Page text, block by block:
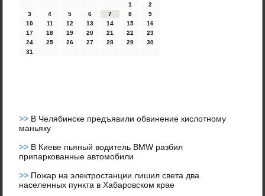
1
2
3
4 5 6 7 8
9
10
11 12 13 14 15
16
17
18 19 20 21 22
23
24
25 26 27 28 29
30
31
>> В Челябинске предъявили обвинение кислотному
маньяку
>> В Киеве пьяный водитель BMW разбил
припаркованные автомобили
>> Пожар на электростанции лишил света два
населенных пункта в Хабаровском крае